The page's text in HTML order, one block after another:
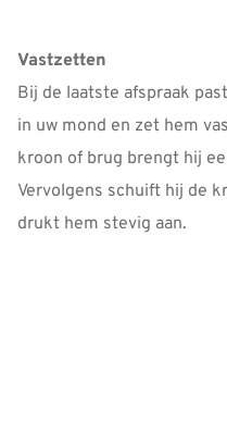
Vastzetten
Bij de laatste afspraak
in uw mond en zet hem
kroon of brug brengt hij
Vervolgens schuift hij de
drukt hem stevig aan.